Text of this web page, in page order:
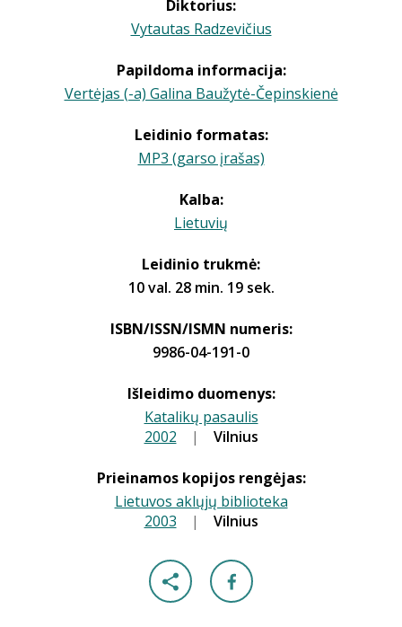
Diktorius:
Vytautas Radzevičius
Papildoma informacija:
Vertėjas (-a) Galina Baužytė-Čepinskienė
Leidinio formatas:
MP3 (garso įrašas)
Kalba:
Lietuvių
Leidinio trukmė:
10 val. 28 min. 19 sek.
ISBN/ISSN/ISMN numeris:
9986-04-191-0
Išleidimo duomenys:
Katalikų pasaulis
2002 | Vilnius
Prieinamos kopijos rengėjas:
Lietuvos aklųjų biblioteka
2003 | Vilnius